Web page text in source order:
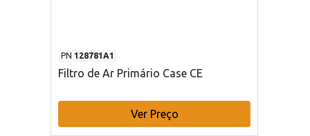
PN 128781A1
Filtro de Ar Primário Case CE
Ver Preço